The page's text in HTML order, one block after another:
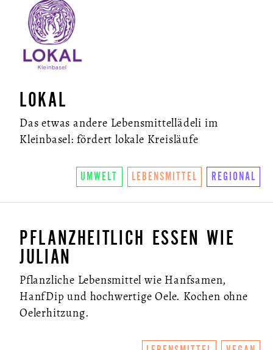
LOKAL
Das etwas andere Lebensmittellädeli im
Kleinbasel: fördert lokale Kreisläufe
UMWELT LEBENSMITTEL REGIONAL
PFLANZHEITLICH ESSEN WIE
JULIAN
Pflanzliche Lebensmittel wie Hanfsamen,
HanfDip und hochwertige Oele. Kochen ohne
Oelerhitzung.